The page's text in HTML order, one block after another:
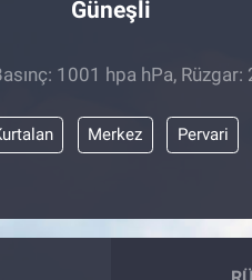
Güneşli
1001 hpa hPa,
Merkez Pervari